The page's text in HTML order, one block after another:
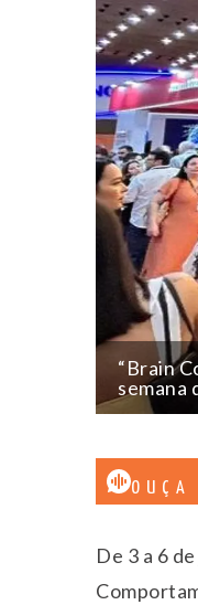
“Brain
semana
De 3 a 6